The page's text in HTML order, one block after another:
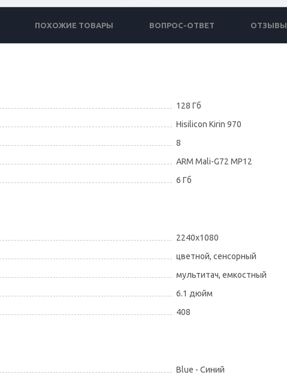
ПОХОЖИЕ ТОВАРЫ ВОПРОС-ОТВЕТ ОТЗЫВЫ
128 Гб
Hisilicon Kirin 970
8
ARM Mali-G72 MP12
6 Гб
2240x1080
цветной, сенсорный
мультитач, емкостный
6.1 дюйм
408
Blue - Синий